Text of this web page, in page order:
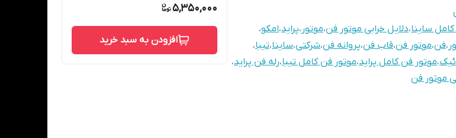
ساینا،دلایل خرابی موتور فن،موتور ،پراید،امکو،
،فن،موتور فن،قاب فن،پروانه فن،شرکتی،ساینا،تیبا،
،موتور فن کامل پراید،موتور فن کامل تیبا،رله فن پراید،
موتور فن
5,350,000
افزودن به سبد خرید